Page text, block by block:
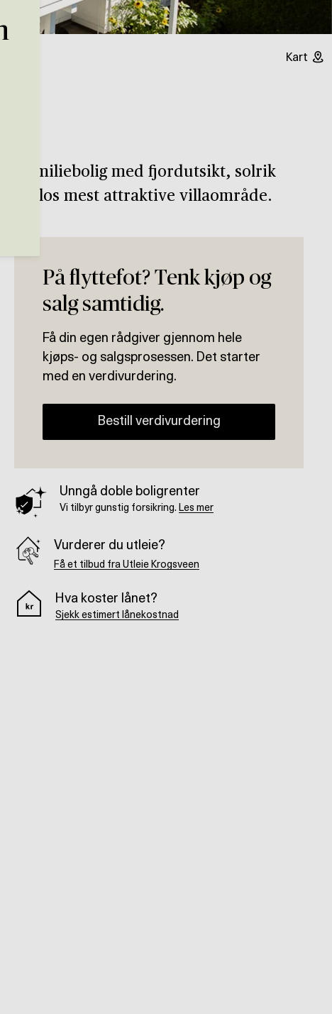
Kart
familiebolig med fjordutsikt, solrik
i Oslos mest attraktive villaområde.
På flyttefot? Tenk kjøp og
salg samtidig.
Få din egen rådgiver gjennom hele
kjøps- og salgsprosessen. Det starter
med en verdivurdering.
Bestill verdivurdering
Unngå doble boligrenter
Vi tilbyr gunstig forsikring. Les mer
Vurderer du utleie?
Få et tilbud fra Utleie Krogsveen
Hva koster lånet?
Sjekk estimert lånekostnad